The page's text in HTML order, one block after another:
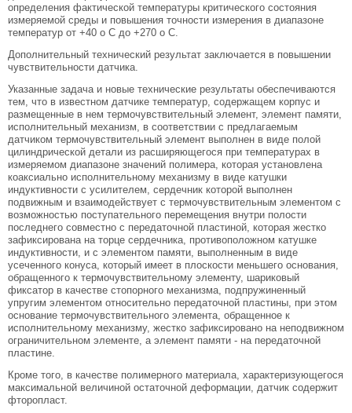
определения фактической температуры критического состояния
измеряемой среды и повышения точности измерения в диапазоне
температур от +40 o C до +270 o C.
Дополнительный технический результат заключается в повышении
чувствительности датчика.
Указанные задача и новые технические результаты обеспечиваются
тем, что в известном датчике температур, содержащем корпус и
размещенные в нем термочувствительный элемент, элемент памяти,
исполнительный механизм, в соответствии с предлагаемым
датчиком термочувствительный элемент выполнен в виде полой
цилиндрической детали из расширяющегося при температурах в
измеряемом диапазоне значений полимера, которая установлена
коаксиально исполнительному механизму в виде катушки
индуктивности с усилителем, сердечник которой выполнен
подвижным и взаимодействует с термочувствительным элементом с
возможностью поступательного перемещения внутри полости
последнего совместно с передаточной пластиной, которая жестко
зафиксирована на торце сердечника, противоположном катушке
индуктивности, и с элементом памяти, выполненным в виде
усеченного конуса, который имеет в плоскости меньшего основания,
обращенного к термочувствительному элементу, шариковый
фиксатор в качестве стопорного механизма, подпружиненный
упругим элементом относительно передаточной пластины, при этом
основание термочувствительного элемента, обращенное к
исполнительному механизму, жестко зафиксировано на неподвижном
ограничительном элементе, а элемент памяти - на передаточной
пластине.
Кроме того, в качестве полимерного материала, характеризующегося
максимальной величиной остаточной деформации, датчик содержит
фторопласт.